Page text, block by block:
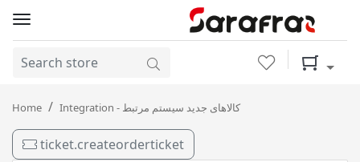
Wishlist
Home Integration - کالاهای جدید سیستم مرتبط
اکتان بوستر ( +5 ) بهران / 24
ticket.createorderticket